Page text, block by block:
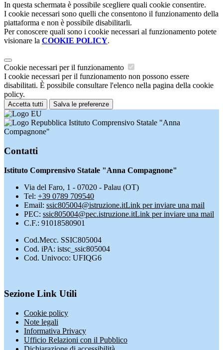
In questa schermata è possibile scegliere quali cookie consentire.
I cookie necessari sono quelli che consentono il funzionamento della
piattaforma e non è possibile disabilitarli.
Per conoscere quali sono i cookie necessari al funzionamento potete
visionare la COOKIE POLICY.
Cookie necessari per il funzionamento
I cookie necessari per il funzionamento non possono essere
disabilitati. È possibile consultare l'elenco nella pagina della cookie
policy.
Accetta tutti Salva le preferenze
Istituto Comprensivo Statale "Anna
Compagnone"
Contatti
Istituto Comprensivo Statale "Anna Compagnone"
Via del Faro, 1 - 07020 - Palau (OT)
Tel: +39 0789 709540
Email: ssic805004@istruzione.itLink per inviare una mail
PEC: ssic805004@pec.istruzione.itLink per inviare una mail
C.F.: 91018580901
Cod.Mecc. SSIC805004
Cod. iPA: istsc_ssic805004
Cod. Univoco: UFIQG6
Sezione Link Utili
Cookie policy
Note legali
Informativa Privacy
Ufficio Relazioni con il Pubblico